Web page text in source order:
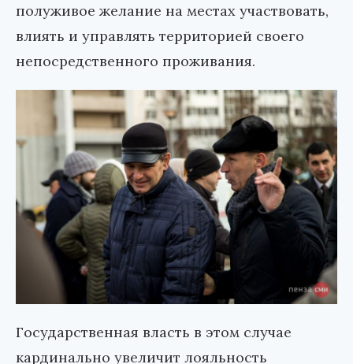
полуживое желание на местах участвовать,
влиять и управлять территорией своего
непосредственного проживания.
Государственная власть в этом случае
кардинально увеличит лояльность